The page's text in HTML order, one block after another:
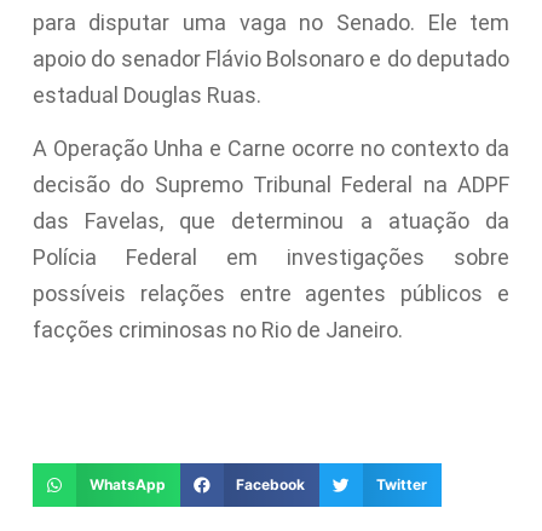
para disputar uma vaga no Senado. Ele tem
apoio do senador Flávio Bolsonaro e do deputado
estadual Douglas Ruas.
A Operação Unha e Carne ocorre no contexto da
decisão do Supremo Tribunal Federal na ADPF
das Favelas, que determinou a atuação da
Polícia Federal em investigações sobre
possíveis relações entre agentes públicos e
facções criminosas no Rio de Janeiro.
WhatsApp Facebook Twitter